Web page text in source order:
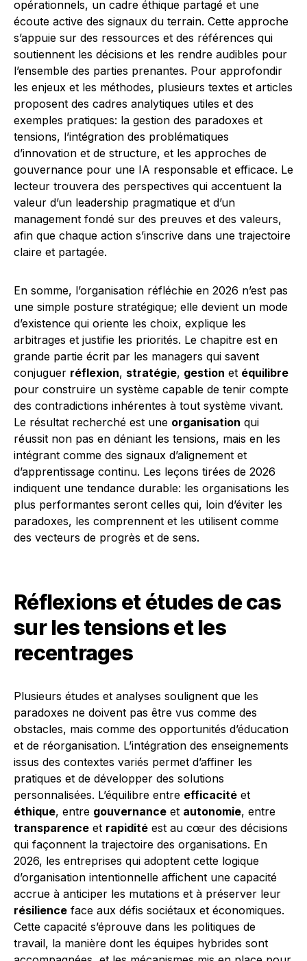
opérationnels, un cadre éthique partagé et une
écoute active des signaux du terrain. Cette approche
s’appuie sur des ressources et des références qui
soutiennent les décisions et les rendre audibles pour
l’ensemble des parties prenantes. Pour approfondir
les enjeux et les méthodes, plusieurs textes et articles
proposent des cadres analytiques utiles et des
exemples pratiques: la gestion des paradoxes et
tensions, l’intégration des problématiques
d’innovation et de structure, et les approches de
gouvernance pour une IA responsable et efficace. Le
lecteur trouvera des perspectives qui accentuent la
valeur d’un leadership pragmatique et d’un
management fondé sur des preuves et des valeurs,
afin que chaque action s’inscrive dans une trajectoire
claire et partagée.
En somme, l’organisation réfléchie en 2026 n’est pas
une simple posture stratégique; elle devient un mode
d’existence qui oriente les choix, explique les
arbitrages et justifie les priorités. Le chapitre est en
grande partie écrit par les managers qui savent
conjuguer réflexion, stratégie, gestion et équilibre
pour construire un système capable de tenir compte
des contradictions inhérentes à tout système vivant.
Le résultat recherché est une organisation qui
réussit non pas en déniant les tensions, mais en les
intégrant comme des signaux d’alignement et
d’apprentissage continu. Les leçons tirées de 2026
indiquent une tendance durable: les organisations les
plus performantes seront celles qui, loin d’éviter les
paradoxes, les comprennent et les utilisent comme
des vecteurs de progrès et de sens.
Réflexions et études de cas
sur les tensions et les
recentrages
Plusieurs études et analyses soulignent que les
paradoxes ne doivent pas être vus comme des
obstacles, mais comme des opportunités d’éducation
et de réorganisation. L’intégration des enseignements
issus des contextes variés permet d’affiner les
pratiques et de développer des solutions
personnalisées. L’équilibre entre efficacité et
éthique, entre gouvernance et autonomie, entre
transparence et rapidité est au cœur des décisions
qui façonnent la trajectoire des organisations. En
2026, les entreprises qui adoptent cette logique
d’organisation intentionnelle affichent une capacité
accrue à anticiper les mutations et à préserver leur
résilience face aux défis sociétaux et économiques.
Cette capacité s’éprouve dans les politiques de
travail, la manière dont les équipes hybrides sont